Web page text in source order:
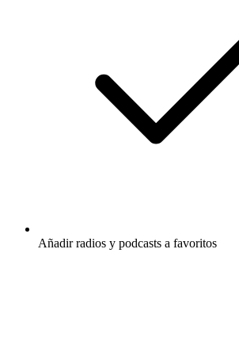
Añadir radios y podcasts a favoritos